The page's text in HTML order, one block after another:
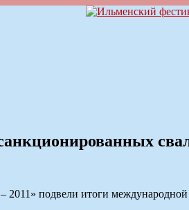
подвели итоги